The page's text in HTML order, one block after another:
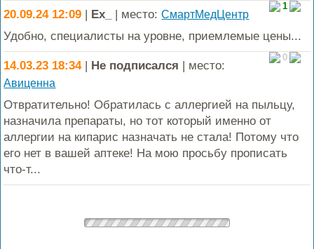
1
20.09.24 12:09 | Ex_ | место:СмартМедЦентр
Удобно, специалисты на уровне, приемлемые цены...
0
14.03.23 18:34| Не подписался | место:
Авиценна
Отвратительно! Обратилась с аллергией на пыльцу,
назначила препараты, но тот который именно от
аллергии на кипарис назначать не стала! Потому что
его нет в вашей аптеке! На мою просьбу прописать
что-т...